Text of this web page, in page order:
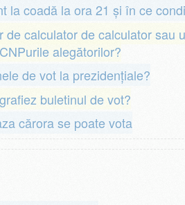
la coadă la ora 21 și în ce
de calculator de calculator sau
alegătorilor?
de vot la prezidențiale?
buletinul de vot?
cărora se poate vota